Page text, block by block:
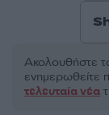
Ακολουθήστε
ενημερωθείτε
τελευταία νέα